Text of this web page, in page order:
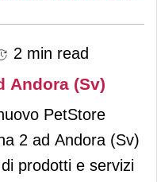
2 min read
PetStore Conad apre ad Andora (Sv)
PetStore
2 ad Andora (Sv)
prodotti e servizi